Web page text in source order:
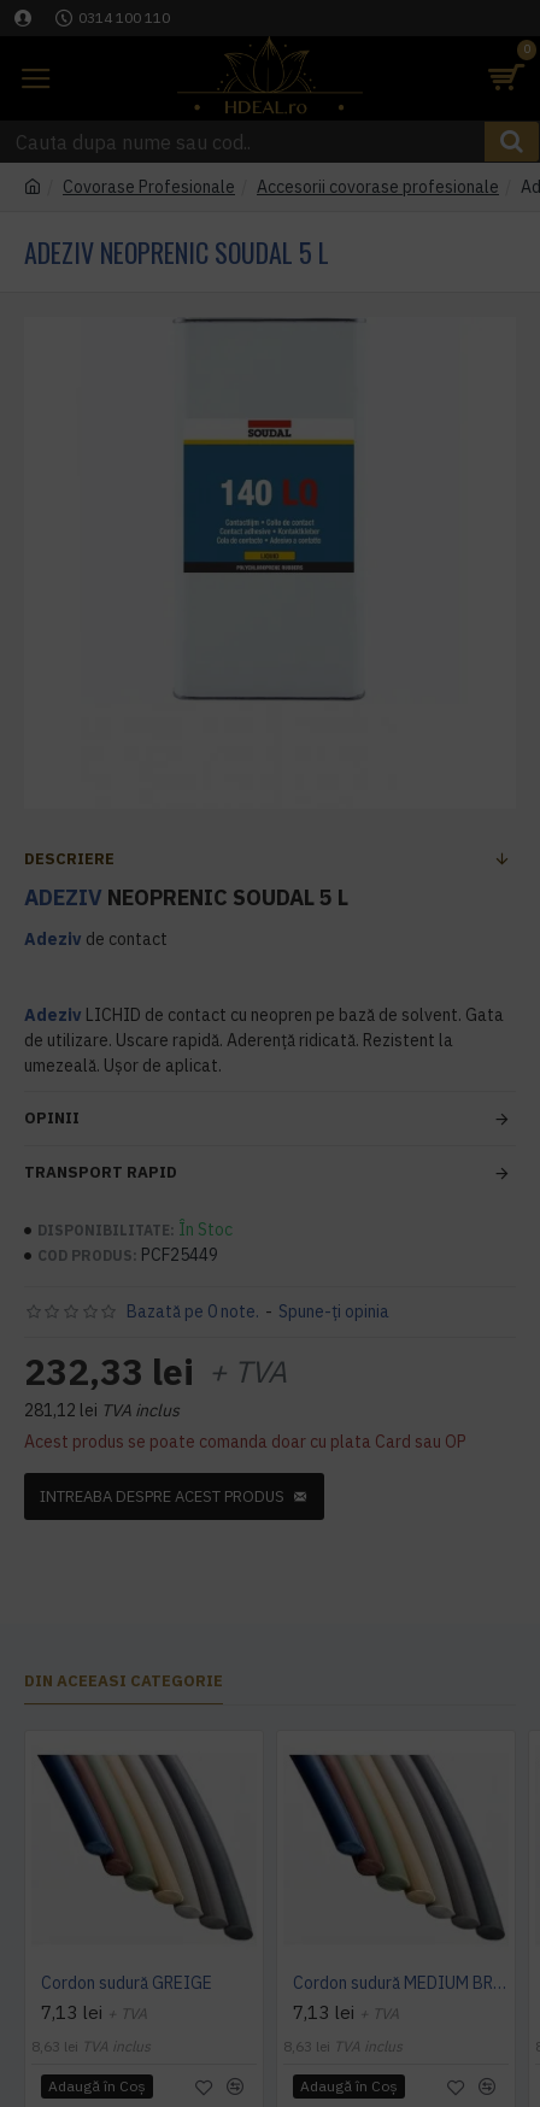
0314 100 110
0
Covorase Profesionale Accesorii covorase profesionale
ADEZIV NEOPRENIC SOUDAL 5 L
DESCRIERE
ADEZIV NEOPRENIC SOUDAL 5 L
Adeziv de contact
Adeziv LICHID de contact cu neopren pe bază de solvent. Gata
de utilizare. Uscare rapidă. Aderență ridicată. Rezistent la
umezeală. Ușor de aplicat.
OPINII
TRANSPORT RAPID
DISPONIBILITATE: În Stoc
COD PRODUS: PCF25449
Bazată pe 0 note. - Spune-ţi opinia
232,33 lei + TVA
281,12 lei TVA inclus
Acest produs se poate comanda doar cu plata Card sau OP
INTREABA DESPRE ACEST PRODUS
DIN ACEEASI CATEGORIE
Cordon sudură GREIGE
7,13 lei + TVA
8,63 lei TVA inclus
Adaugă în Coş
Cordon sudură MEDIUM BROWN
7,13 lei + TVA
8,63 lei TVA inclus
Adaugă în Coş